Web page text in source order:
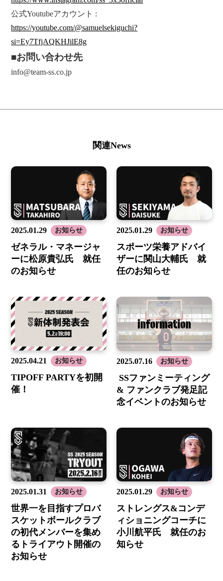
公式Youtubeアカウント :
https://youtube.com/@samuelsekiguchi?
si=Ey7TfjAQKHJilE8g
■お問い合わせ先
info@team-ss.co.jp
関連News
2025.01.29 お知らせ
ゼネラル・マネージャ
ーに松原貴弘氏 就任
のお知らせ
2025.01.29 お知らせ
スポーツ栄養アドバイ
ザーに関山大輔氏 就
任のお知らせ
2025.04.21 お知らせ
TIPOFF PARTYを初開
催！
2025.07.16 お知らせ
SSファンミーティング
& ファンクラブ発足記
念イベントのお知らせ
2025.01.31 お知らせ
世界一を目指すプロバ
スケットボールクラブ
の初代メンバーを集め
るトライアウト開催の
お知らせ
2025.01.29 お知らせ
ストレングス&コンデ
ィショニングコーチに
小川航平氏 就任のお
知らせ